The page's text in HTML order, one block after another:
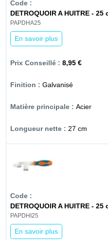
DETROQUOIR A HUITRE - 25
PAPDHA25
En savoir plus
8,95 €
Galvanisé
Acier
27 cm
DETROQUOIR A HUITRE - 25
PAPDHI25
En savoir plus